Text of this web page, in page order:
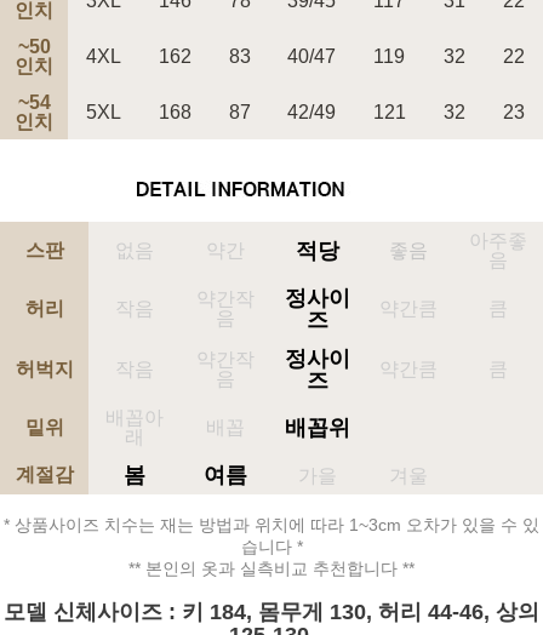
인치
~50
인치
4XL 162 83 40/47 119 32 22
~54
인치
5XL 168 87 42/49 121 32 23
스판 없음 약간 적당 좋음
아주좋
음
허리 작음
약간작
음
정사이
즈
약간큼 큼
허벅지 작음
약간작
음
정사이
즈
약간큼 큼
밑위
배꼽아
래
배꼽 배꼽위
계절감 봄 여름 가을 겨울
* 상품사이즈 치수는 재는 방법과 위치에 따라 1~3cm 오차가 있을 수 있
습니다 *
** 본인의 옷과 실측비교 추천합니다 **
모델 신체사이즈 : 키 184, 몸무게 130, 허리 44-46, 상의